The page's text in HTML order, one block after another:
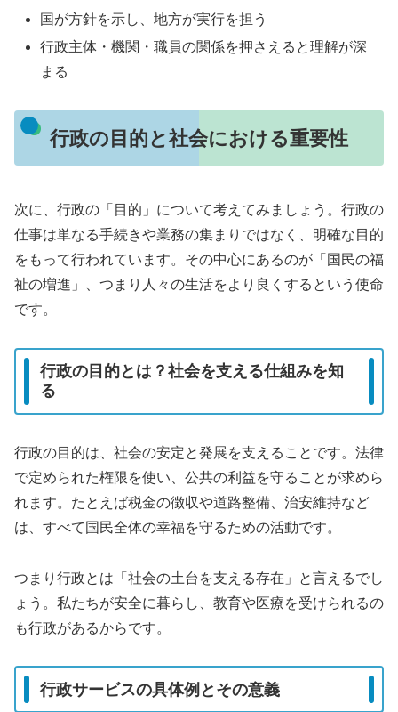
国が方針を示し、地方が実行を担う
行政主体・機関・職員の関係を押さえると理解が深
まる
行政の目的と社会における重要性
次に、行政の「目的」について考えてみましょう。行政の
仕事は単なる手続きや業務の集まりではなく、明確な目的
をもって行われています。その中心にあるのが「国民の福
祉の増進」、つまり人々の生活をより良くするという使命
です。
行政の目的とは？社会を支える仕組みを知
る
行政の目的は、社会の安定と発展を支えることです。法律
で定められた権限を使い、公共の利益を守ることが求めら
れます。たとえば税金の徴収や道路整備、治安維持など
は、すべて国民全体の幸福を守るための活動です。
つまり行政とは「社会の土台を支える存在」と言えるでし
ょう。私たちが安全に暮らし、教育や医療を受けられるの
も行政があるからです。
行政サービスの具体例とその意義